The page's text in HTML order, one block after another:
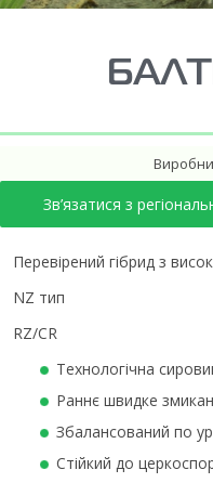
Зв’язатися з
Перевірений гібрид з
NZ тип
RZ/CR
Технологічна
Раннє швидке
Збалансований по
Стійкий до